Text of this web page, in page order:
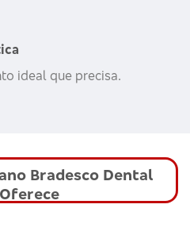
ideal que precisa.
Bradesco Dental